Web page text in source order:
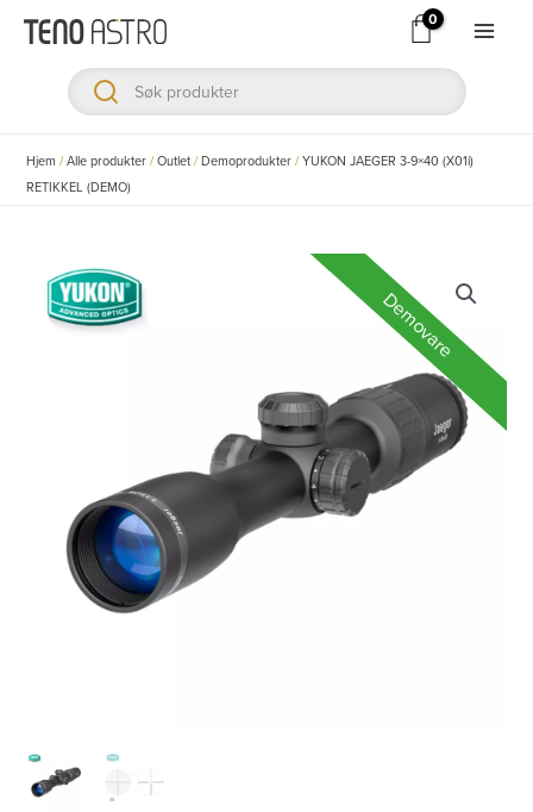
Hopp
innholdet
Hjem /Alle produkter /Outlet /Demoprodukter /YUKON JAEGER 3-9×40 (X01i)
RETIKKEL (DEMO)
Demovare